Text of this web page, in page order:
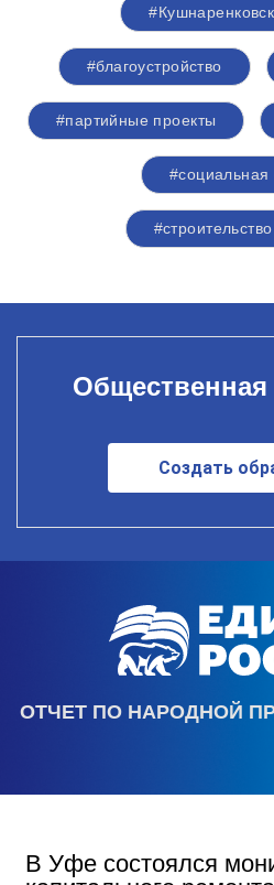
#благоустройство
#партийные проекты
Создать
ОТЧЕТ ПО НАРОДНОЙ
В Уфе состоялся